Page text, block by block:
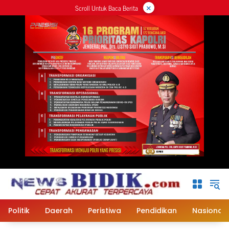
ke
Scroll Untuk Baca Berita ×
Politik Daerah Peristiwa Pendidikan Nasional